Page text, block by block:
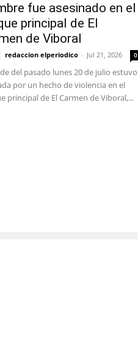
fue asesinado en el
principal de El
de Viboral
redaccion elperiodico - Jul 21, 2026 0
del pasado lunes 20 de julio estuvo
por un hecho de violencia en el
principal de El Carmen de Viboral,...